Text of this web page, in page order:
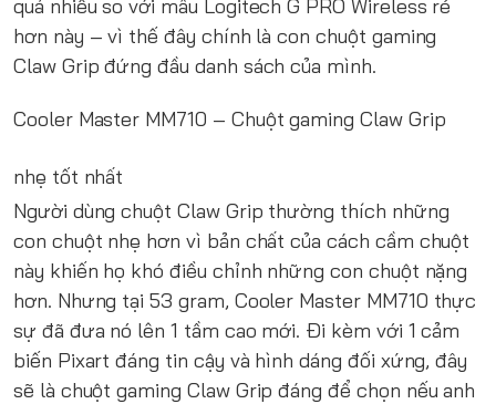
quá nhiều so với mẫu Logitech G PRO Wireless rẻ
hơn này – vì thế đây chính là con chuột gaming
Claw Grip đứng đầu danh sách của mình.
Cooler Master MM710 – Chuột gaming Claw Grip
nhẹ tốt nhất
Người dùng chuột Claw Grip thường thích những
con chuột nhẹ hơn vì bản chất của cách cầm chuột
này khiến họ khó điều chỉnh những con chuột nặng
hơn. Nhưng tại 53 gram, Cooler Master MM710 thực
sự đã đưa nó lên 1 tầm cao mới. Đi kèm với 1 cảm
biến Pixart đáng tin cậy và hình dáng đối xứng, đây
sẽ là chuột gaming Claw Grip đáng để chọn nếu anh